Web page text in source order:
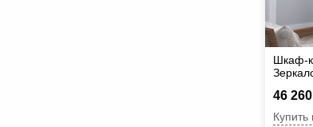
Шкаф-
46
Купить